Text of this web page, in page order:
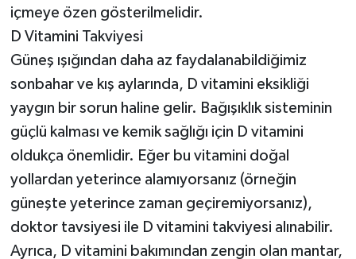
içmeye özen gösterilmelidir.
D Vitamini Takviyesi
Güneş ışığından daha az faydalanabildiğimiz
sonbahar ve kış aylarında, D vitamini eksikliği
yaygın bir sorun haline gelir. Bağışıklık sisteminin
güçlü kalması ve kemik sağlığı için D vitamini
oldukça önemlidir. Eğer bu vitamini doğal
yollardan yeterince alamıyorsanız (örneğin
güneşte yeterince zaman geçiremiyorsanız),
doktor tavsiyesi ile D vitamini takviyesi alınabilir.
Ayrıca, D vitamini bakımından zengin olan mantar,